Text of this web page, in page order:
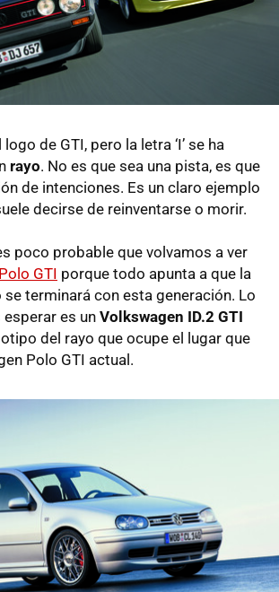
de GTI, pero la letra ‘I’ se ha
rayo. No es que sea una pista, es que
de intenciones. Es un claro ejemplo
decirse de reinventarse o morir.
poco probable que volvamos a ver
GTI porque todo apunta a que la
terminará con esta generación. Lo
es un Volkswagen ID.2 GTI
del rayo que ocupe el lugar que
Polo GTI actual.